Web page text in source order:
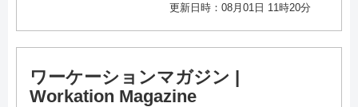
更新日時：08月01日 11時20分
ワーケーションマガジン |
Workation Magazine